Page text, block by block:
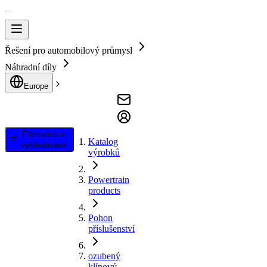
Řešení pro automobilový průmysl
Náhradní díly
Europe
Filtrování a
vyhledávání
Katalog
výrobků
Powertrain
products
Pohon
příslušenství
ozubený